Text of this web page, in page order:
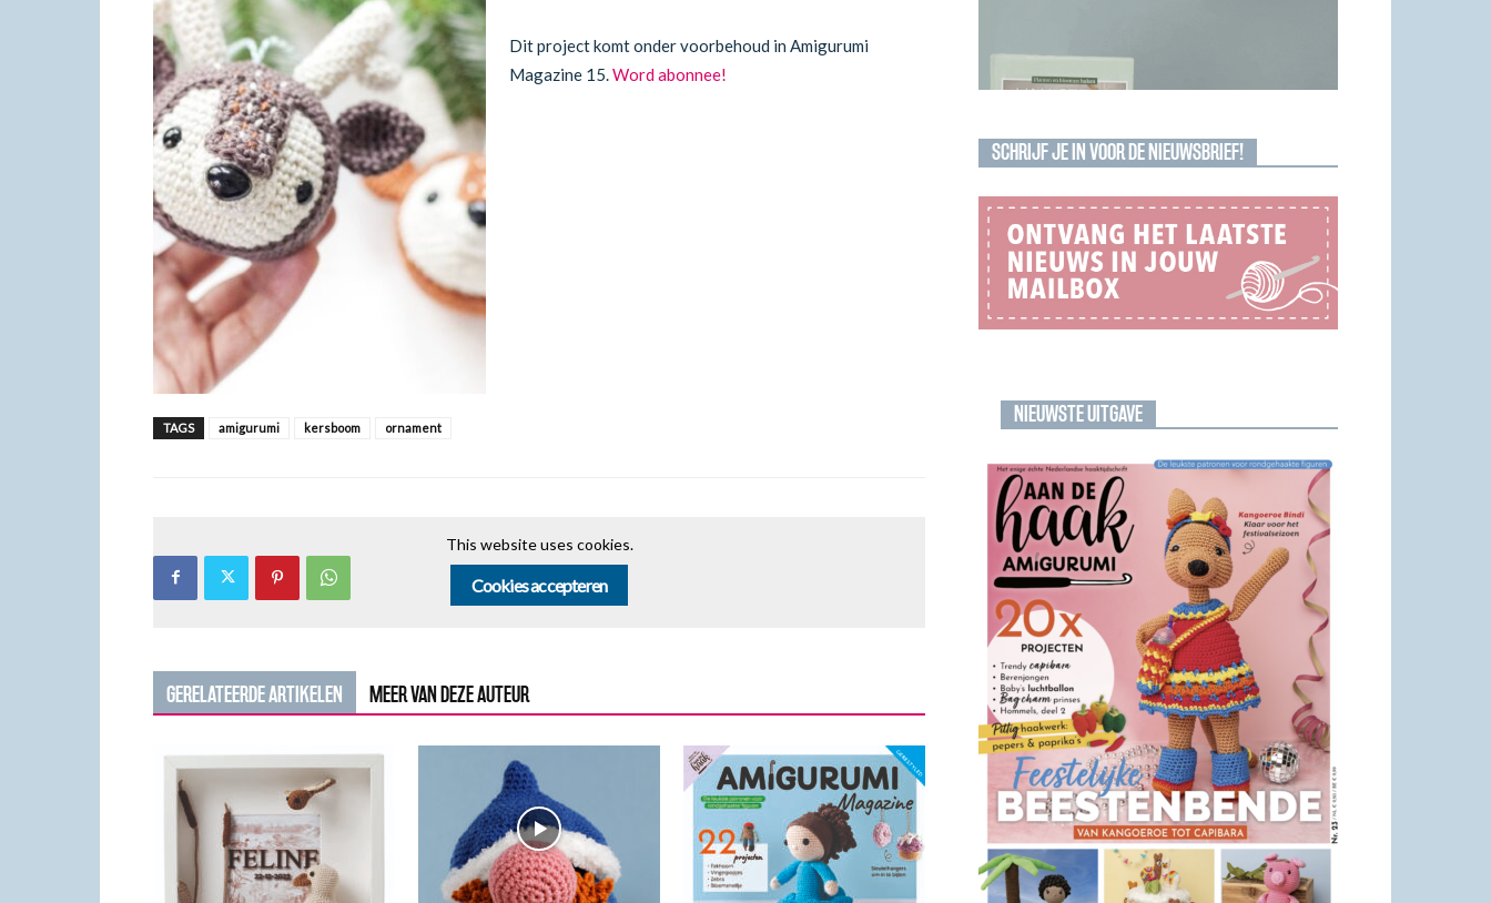
Dit project komt onder voorbehoud in Amigurumi
Magazine 15.Word abonnee!
TAGS amigurumi kersboom ornament
This website uses cookies.
Cookies accepteren
GERELATEERDE ARTIKELEN MEER VAN DEZE AUTEUR
SCHRIJF JE IN VOOR DE NIEUWSBRIEF!
NIEUWSTE UITGAVE